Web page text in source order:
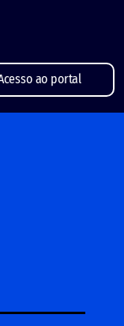
ao portal